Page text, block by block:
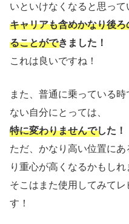
いといけなくなると思って
キャリアも含めかなり後
ることができました！
これは良いですね！
また、普通に乗っている
ない自分にとっては、
特に変わりませんでした！
ただ、かなり高い位置に
り重心が高くなるかもしれ
そこはまた使用してみて
す！